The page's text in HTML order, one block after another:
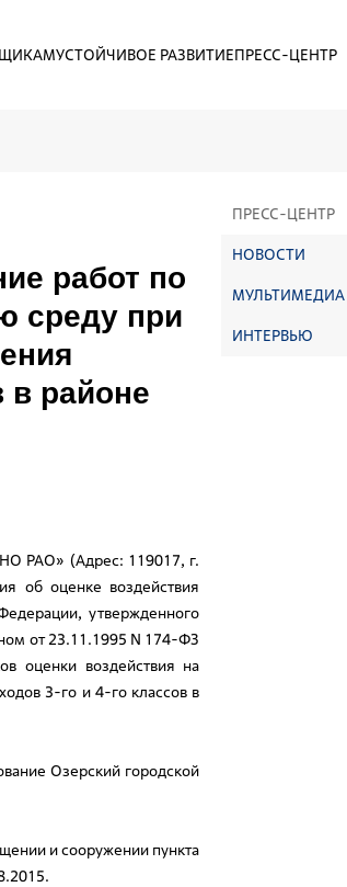
УСТОЙЧИВОЕ РАЗВИТИЕПРЕСС-ЦЕНТР
ПРЕСС-ЦЕНТР
НОВОСТИ
МУЛЬТИМЕДИА
ИНТЕРВЬЮ
работ по
среду при
в районе
РАО» (Адрес: 119017, г.
об оценке воздействия
утвержденного
от 23.11.1995 N 174-ФЗ
оценки воздействия на
3-го и 4-го классов в
Озерский городской
и сооружении пункта